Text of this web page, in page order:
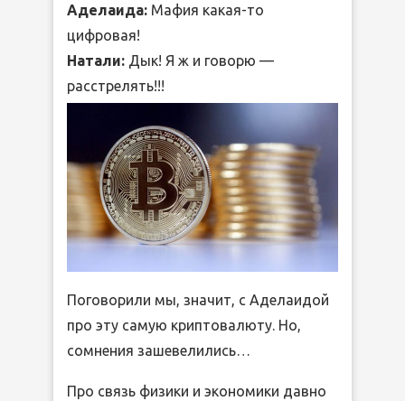
Аделаида: Мафия какая-то
цифровая!
Натали: Дык! Я ж и говорю —
расстрелять!!!
Поговорили мы, значит, с Аделаидой
про эту самую криптовалюту. Но,
сомнения зашевелились…
Про связь физики и экономики давно